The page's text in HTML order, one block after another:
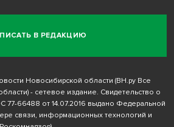
В РЕДАКЦИЮ
Новосибирской области (ВН.ру Все
- сетевое издание. Свидетельство о
66488 от 14.07.2016 выдано Федеральной
связи, информационных технологий и